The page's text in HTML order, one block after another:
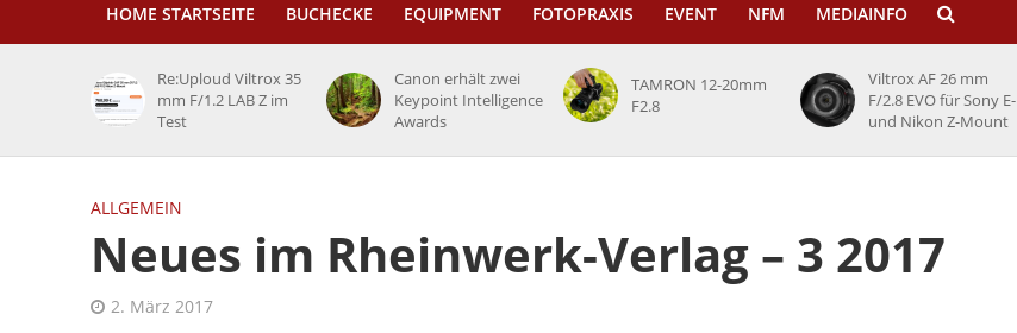
HOME STARTSEITE BUCHECKE EQUIPMENT FOTOPRAXIS EVENT NFM MEDIAINFO
Re:Uploud Viltrox 35
mm F/1.2 LAB Z im
Test
Canon erhält zwei
Keypoint Intelligence
Awards
TAMRON 12-20mm
F2.8
Viltrox AF 26 mm
F/2.8 EVO für Sony E-
und Nikon Z-Mount
ALLGEMEIN
Neues im Rheinwerk-Verlag – 3 2017
2. März 2017